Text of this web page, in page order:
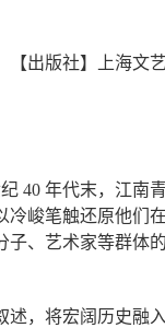
【出版社】
上海文
40 年代末，江南
冷峻笔触还原他们
子、艺术家等群体
述，将宏阔历史融